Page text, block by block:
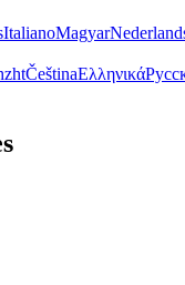
ItalianoMagyar
zhtČeštinaΕλληνικά